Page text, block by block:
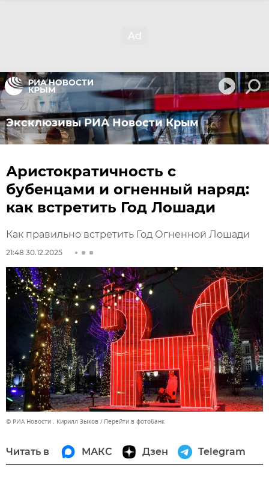
Эксклюзивы РИА Новости Крым
Аристократичность с
бубенцами и огненный наряд:
как встретить Год Лошади
Как правильно встретить Год Огненной Лошади
21:48 30.12.2025
© РИА Новости . Кирилл Зыков Перейти в фотобанк
Читать в МАКС Дзен Telegram